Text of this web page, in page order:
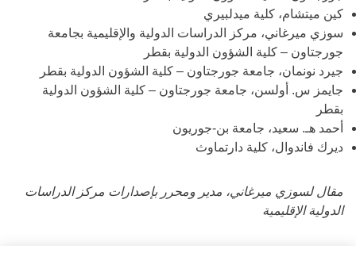
كين ميتشام، كلية ميدلبيري
سوزي ميرغاني، مركز الدراسات الدولية والإقليمية بجامعة
جورجتاون – كلية الشؤون الدولية بقطر
جيرد نونمان، جامعة جورجتاون – كلية الشؤون الدولية بقطر
جايمز س. أولسن، جامعة جورجتاون – كلية الشؤون الدولية
بقطر
أحمد هـ. سعيد، جامعة بن-جوريون
ديرك فاندوال، كلية دارتماوث
مقال لسوزي ميرغاني، مدير ومحرر بإصدارات مركز الدراسات
الدولية الإقليمية